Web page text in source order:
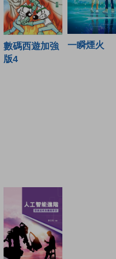
數碼西遊加強
版4
一瞬煙火